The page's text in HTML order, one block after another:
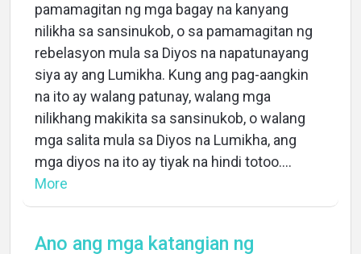
pamamagitan ng mga bagay na kanyang
nilikha sa sansinukob, o sa pamamagitan ng
rebelasyon mula sa Diyos na napatunayang
siya ay ang Lumikha. Kung ang pag-aangkin
na ito ay walang patunay, walang mga
nilikhang makikita sa sansinukob, o walang
mga salita mula sa Diyos na Lumikha, ang
mga diyos na ito ay tiyak na hindi totoo....
More
Ano ang mga katangian ng